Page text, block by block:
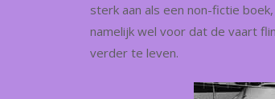
sterk aan als een non-fictie
namelijk wel voor dat de vaart
verder te leven.